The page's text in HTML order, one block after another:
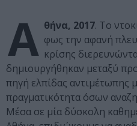
Α θήνα, 2017. Το
φως την αφανή
κρίσης
δημιουργήθηκαν μεταξύ
πηγή ελπίδας αντιμέτωπης
πραγματικότητα όσων
Μέσα σε μία δύσκολη